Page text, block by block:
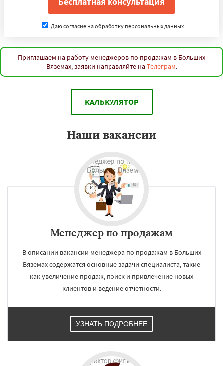
Даю согласие на обработку персональных данных
Приглашаем на работу менеджеров по продажам в Больших
Вяземах, заявки направляйте на Телеграм.
КАЛЬКУЛЯТОР
Наши вакансии
Менеджер по продажам
В описании вакансии менеджера по продажам в Больших
Вяземах содержатся основные задачи специалиста, такие
как увеличение продаж, поиск и привлечение новых
клиентов и ведение отчетности.
УЗНАТЬ ПОДРОБНЕЕ